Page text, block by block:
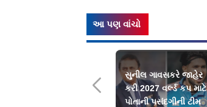
આ પણ વાંચો
સુનીલ ગાવસકરે જાહેર
કરી 2027 વર્લ્ડ કપ માટે
પોતાની પસંદગીની ટીમ